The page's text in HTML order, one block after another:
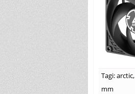
Tagi:arctic,
mm